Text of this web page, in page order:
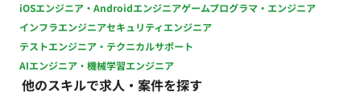
iOSエンジニア・Androidエンジニアゲームプログラマ・エンジニア
インフラエンジニアセキュリティエンジニア
テストエンジニア・テクニカルサポート
AIエンジニア・機械学習エンジニア
他のスキルで求人・案件を探す